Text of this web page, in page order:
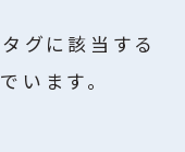
グに該当する
います。